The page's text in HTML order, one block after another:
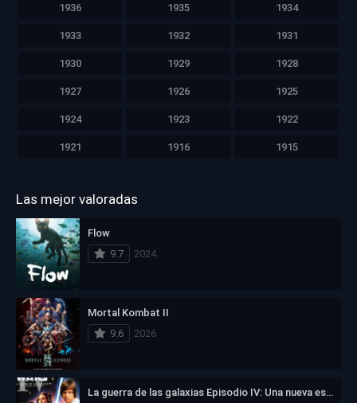
1936 1935 1934
1933 1932 1931
1930 1929 1928
1927 1926 1925
1924 1923 1922
1921 1916 1915
Las mejor valoradas
Flow
9.7
2024
Mortal Kombat II
9.6
2026
La guerra de las galaxias Episodio IV: Una nueva esperanza